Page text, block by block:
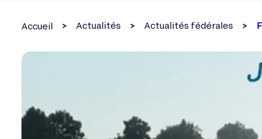
Accueil Actualités Actualités fédérales